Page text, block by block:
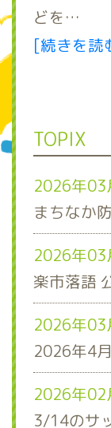
どを…
[続きを読
TOPIX
2026年03
2026年03
楽市落語
2026年03
2026年4
2026年02